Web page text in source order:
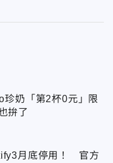
珍奶「第2杯0元」限
拚了
月底停用！ 官方